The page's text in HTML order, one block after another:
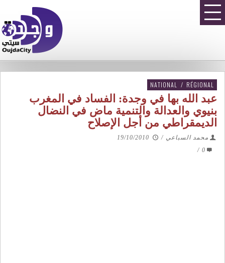
NATIONAL / RÉGIONAL
عبد الله بها في وجدة: الفساد في المغرب
بنيوي والعدالة والتنمية ماض في النضال
الديمقراطي من أجل الإصلاح
محمد السباعي /
19/10/2010
0
/